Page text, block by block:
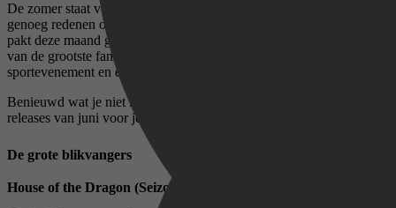
De zomer staat voor de deur, maar
genoeg redenen om lekker binnen te blijven. De streamingdienst
pakt deze maand groots uit met de langverwachte terugkeer van een
van de grootste fantasy-series van dit moment, een historisch
sportevenement en een flinke dosis indrukwekkende documentaires.
Benieuwd wat je niet mag missen? Wij hebben de belangrijkste
releases van juni voor je op een rij gezet.
De grote blikvangers
House of the Dragon (Seizoen 3) – Vanaf maandag 22 juni